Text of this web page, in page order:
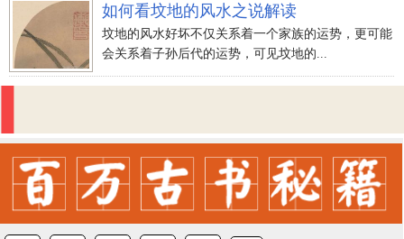
如何看坟地的风水之说解读
坟地的风水好坏不仅关系着一个家族的运势，更可能
会关系着子孙后代的运势，可见坟地的...